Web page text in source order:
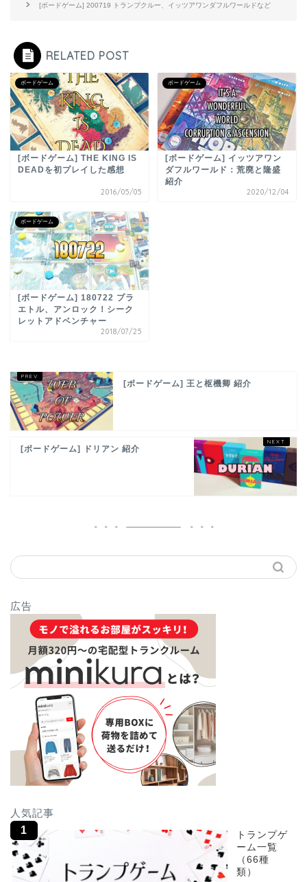
[ボードゲーム] 200719 トランプクルー、イッツアワンダフルワールドなど
RELATED POST
ボードゲーム
[ボードゲーム] THE KING IS
DEADを初プレイした感想
2016/05/05
ボードゲーム
[ボードゲーム] イッツアワン
ダフルワールド：荒廃と隆盛
紹介
2020/12/04
ボードゲーム
[ボードゲーム] 180722 プラ
エトル、アンロック！シーク
レットアドベンチャー
2018/07/25
[ボードゲーム] 王と枢機卿 紹介
[ボードゲーム] ドリアン 紹介
広告
人気記事
トランプゲ
ーム一覧
（66種
類）